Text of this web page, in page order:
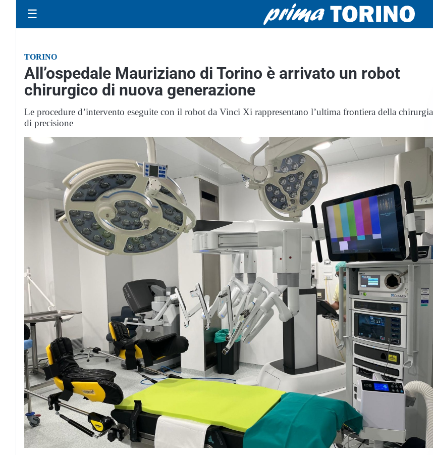
☰
TORINO
All’ospedale Mauriziano di Torino è arrivato un robot
chirurgico di nuova generazione
Le procedure d’intervento eseguite con il robot da Vinci Xi rappresentano l’ultima frontiera della chirurgia
di precisione